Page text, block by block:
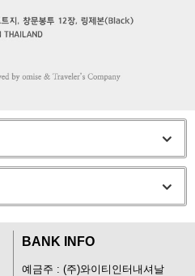
BANK INFO
예금주 : (주)와이티인터내셔날